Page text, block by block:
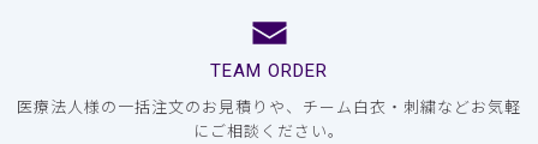
TEAM ORDER
医療法人様の一括注文のお見積りや、チーム白衣・刺繍などお気軽
にご相談ください。